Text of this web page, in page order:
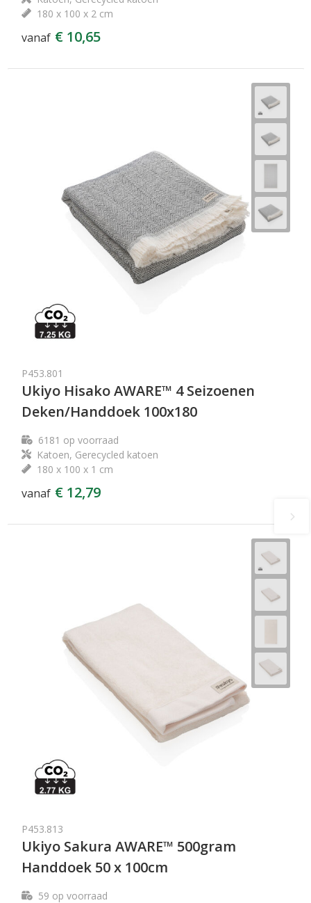
180 x 100 x 2 cm
vanaf € 10,65
P453.801
Ukiyo Hisako AWARE™ 4 Seizoenen
Deken/Handdoek 100x180
6181 op voorraad
Katoen, Gerecycled katoen
180 x 100 x 1 cm
vanaf € 12,79
P453.813
Ukiyo Sakura AWARE™ 500gram
Handdoek 50 x 100cm
59 op voorraad